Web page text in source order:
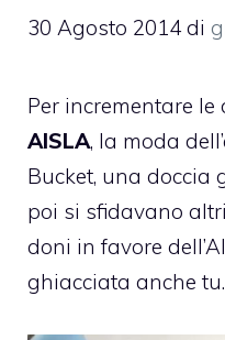
30 Agosto 2014 di
Per incrementare le
AISLA, la moda
Bucket, una doccia
poi si sfidavano
doni in favore
ghiacciata anche tu.